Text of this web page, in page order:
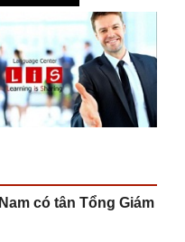
có tân Tổng Giám